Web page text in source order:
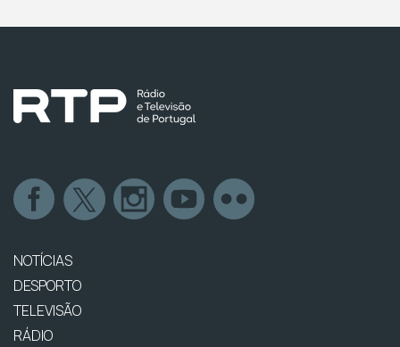
NOTÍCIAS
DESPORTO
TELEVISÃO
RÁDIO